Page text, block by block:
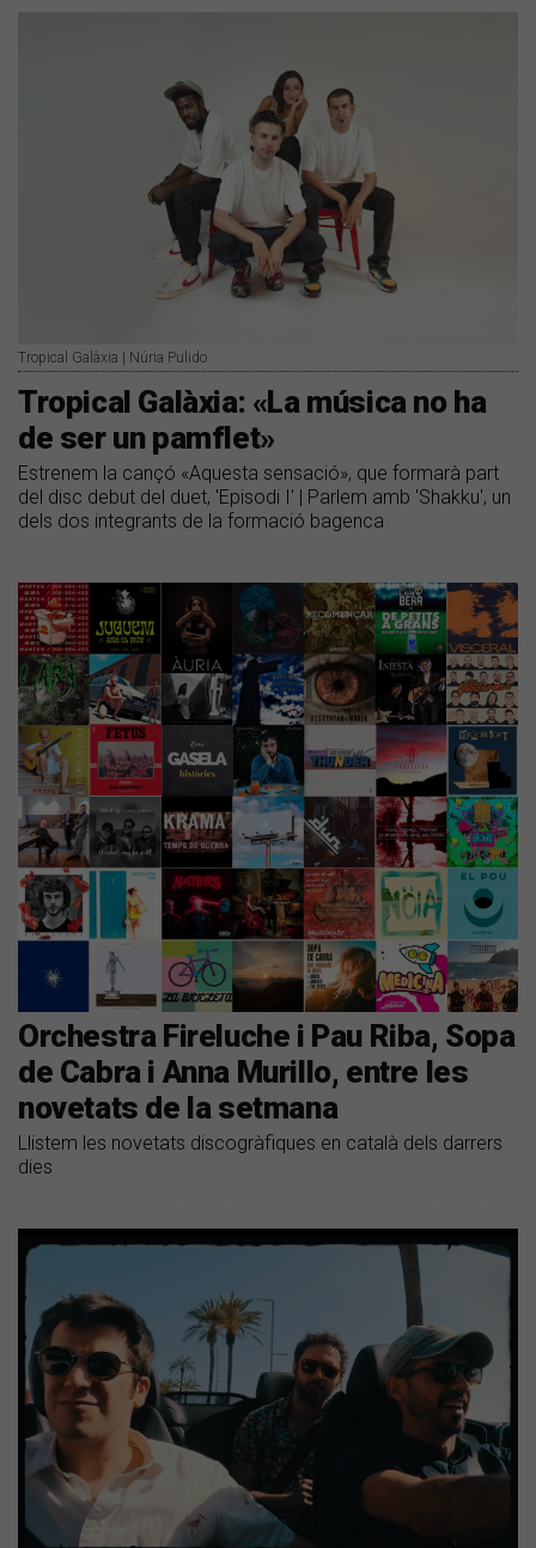
Tropical Galàxia | Núria Pulido
Tropical Galàxia: «La música no ha
de ser un pamflet»
Estrenem la cançó «Aquesta sensació», que formarà part
del disc debut del duet, 'Episodi I' | Parlem amb 'Shakku', un
dels dos integrants de la formació bagenca
Orchestra Fireluche i Pau Riba, Sopa
de Cabra i Anna Murillo, entre les
novetats de la setmana
Llistem les novetats discogràfiques en català dels darrers
dies